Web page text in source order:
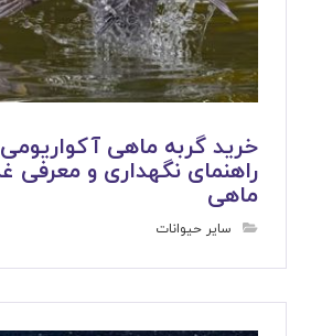
خرید گربه ماهی
راهنمای نگهداری و معرفی
ماهی
سایر حیوانات